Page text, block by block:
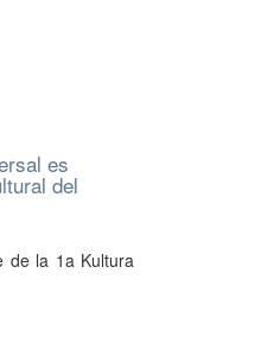
es
del
de la 1a Kultura